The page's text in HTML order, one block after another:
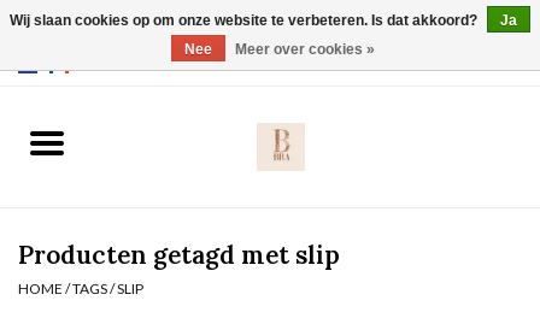
Slip
Producten getagd met slip
HOME /TAGS/SLIP
Wij slaan cookies op om onze website te verbeteren. Is dat akkoord?
Ja
Nee
Meer over cookies »
Webshop werkt met EU maten. .